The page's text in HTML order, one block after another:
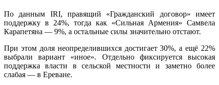
По данным IRI, правящий «Гражданский договор» имеет
поддержку в 24%, тогда как «Сильная Армения» Самвела
Карапетяна — 9%, а остальные силы значительно отстают.
При этом доля неопределившихся достигает 30%, а ещё 22%
выбрали вариант «иное». Отдельно фиксируется высокая
поддержка власти в сельской местности и заметно более
слабая — в Ереване.